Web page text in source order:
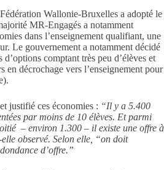
Wallonie-Bruxelles a adopté le
MR-Engagés a notamment
dans l’enseignement qualifiant, une
Le gouvernement a notamment décidé
comptant très peu d’élèves et
en décrochage vers l’enseignement pour
justifié ces économies : “Il y a 5.400
par moins de 10 élèves. Et parmi
– environ 1.300 – il existe une offre à
observé. Selon elle, “on doit
d’offre.”